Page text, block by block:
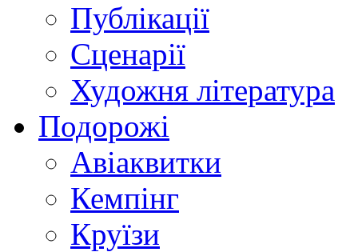
Публікації
Сценарії
Художня література
Подорожі
Авіаквитки
Кемпінг
Круїзи